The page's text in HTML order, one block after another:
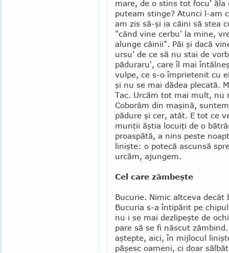
mare, de o stins tot focu' ăla
puteam stinge? Atunci l-am
am zis să-şi ia câini să stea
"când vine cerbu' la mine,
alunge câinii". Păi şi dacă
ursu' de ce să nu stai de
păduraru', care îl mai
vul­pe, ce s-o împrietenit cu
şi nu se mai dădea plecată.
Tac. Ur­căm tot mai mult, nu
Coborâm din maşină,
pădure şi cer, atât. E tot ce
munţii ăştia locuiţi de o
proaspătă, a nins peste
linişte: o potecă ascunsă
urcăm, ajungem.
Cel care zâmbeşte
Bucurie. Nimic altceva decât
Bucu­ria s-a întipărit pe
nu i se mai dezlipeşte de
pare să se fi născut
aştepte, aici, în mijlocul
păşesc oameni, ci doar